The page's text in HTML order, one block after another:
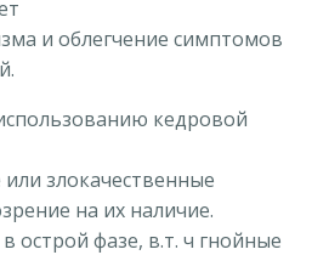
и облегчение симптомов
кедровой
злокачественные
на их наличие.
острой фазе, в.т. ч гнойные